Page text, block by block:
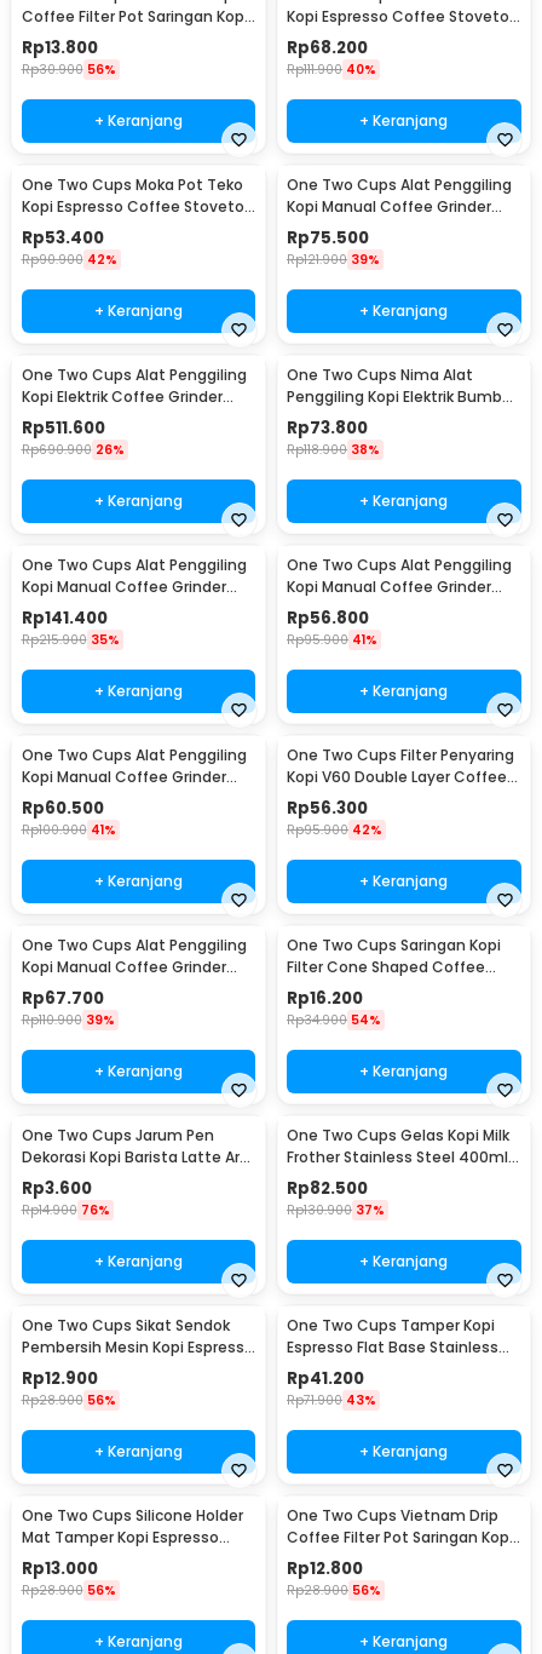
Coffee Filter Pot Saringan Kopi
180ml 8Q - LC1
Rp13.800
Rp30.900 56%
+ Keranjang
Kopi Espresso Coffee Stovetop
4 Cup 200ml - Z20
Rp68.200
Rp111.900 40%
+ Keranjang
One Two Cups Moka Pot Teko
Kopi Espresso Coffee Stovetop
2 Cup 100ml - Z20
Rp53.400
Rp90.900 42%
+ Keranjang
One Two Cups Alat Penggiling
Kopi Manual Coffee Grinder
Wood - 16290
Rp75.500
Rp121.900 39%
+ Keranjang
One Two Cups Alat Penggiling
Kopi Elektrik Coffee Grinder
Adjustable - 600N
Rp511.600
Rp690.900 26%
+ Keranjang
One Two Cups Nima Alat
Penggiling Kopi Elektrik Bumbu
Coffee Grinder - NM-8300
Rp73.800
Rp118.900 38%
+ Keranjang
One Two Cups Alat Penggiling
Kopi Manual Coffee Grinder
Wood 30g - CW85532
Rp141.400
Rp215.900 35%
+ Keranjang
One Two Cups Alat Penggiling
Kopi Manual Coffee Grinder
160ml - CF012
Rp56.800
Rp95.900 41%
+ Keranjang
One Two Cups Alat Penggiling
Kopi Manual Coffee Grinder
Adjustable - RHNHA0176
Rp60.500
Rp100.900 41%
+ Keranjang
One Two Cups Filter Penyaring
Kopi V60 Double Layer Coffee
Filter - FS-40S
Rp56.300
Rp95.900 42%
+ Keranjang
One Two Cups Alat Penggiling
Kopi Manual Coffee Grinder
Adjustable - CF4146
Rp67.700
Rp110.900 39%
+ Keranjang
One Two Cups Saringan Kopi
Filter Cone Shaped Coffee
Dripper 1 PCS - K741
Rp16.200
Rp34.900 54%
+ Keranjang
One Two Cups Jarum Pen
Dekorasi Kopi Barista Latte Art
Needle 13cm - F3F27
Rp3.600
Rp14.900 76%
+ Keranjang
One Two Cups Gelas Kopi Milk
Frother Stainless Steel 400ml -
WZ0011
Rp82.500
Rp130.900 37%
+ Keranjang
One Two Cups Sikat Sendok
Pembersih Mesin Kopi Espresso
2in1 - 8809
Rp12.900
Rp28.900 56%
+ Keranjang
One Two Cups Tamper Kopi
Espresso Flat Base Stainless
Steel 51mm - SS51
Rp41.200
Rp71.900 43%
+ Keranjang
One Two Cups Silicone Holder
Mat Tamper Kopi Espresso
Barista - 0310
Rp13.000
Rp28.900 56%
+ Keranjang
One Two Cups Vietnam Drip
Coffee Filter Pot Saringan Kopi
124ml 7Q - LC1
Rp12.800
Rp28.900 56%
+ Keranjang